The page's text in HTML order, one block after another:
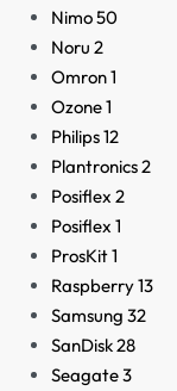
Nimo50
Noru 2
Omron1
Ozone1
Philips12
Plantronics2
Posiflex 2
Posiflex 1
ProsKit1
Raspberry13
Samsung 32
SanDisk28
Seagate3